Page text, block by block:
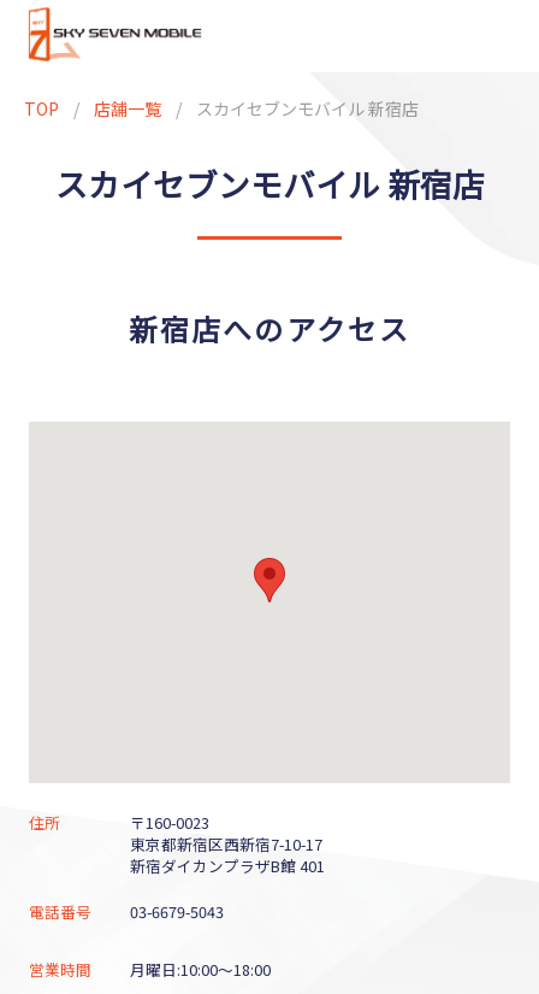
TOP / 店舗一覧 / スカイセブンモバイル 新宿店
スカイセブンモバイル 新宿店
新宿店へのアクセス
住所
〒160-0023
東京都新宿区西新宿7-10-17
新宿ダイカンプラザB館 401
電話番号
03-6679-5043
営業時間
月曜日:10:00～18:00